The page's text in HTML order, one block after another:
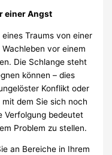
einer Angst
Traums von einer
vor einem
Die Schlange steht
können – dies
Konflikt oder
dem Sie sich noch
Verfolgung bedeutet
Problem zu stellen.
an Bereiche in Ihrem